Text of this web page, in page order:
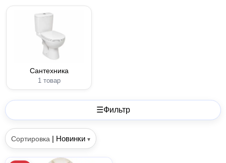
Сантехника
1 товар
☰Фильтр
Сортировка | Новинки ▾